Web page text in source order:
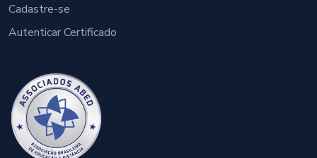
Cadastre-se
Autenticar Certificado